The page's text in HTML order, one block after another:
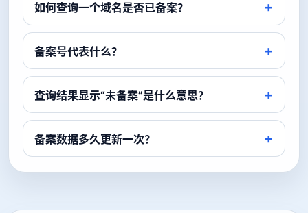
如何查询一个域名是否已备案？
备案号代表什么？
查询结果显示“未备案”是什么意思？
备案数据多久更新一次？